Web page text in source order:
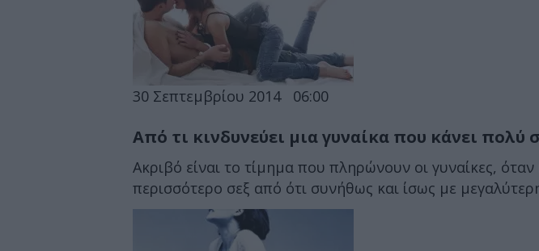
30 Σεπτεμβρίου 2014 06:00
Από τι κινδυνεύει μια γυναίκα που κάνει πολύ
Ακριβό είναι το τίμημα που πληρώνουν οι γυναίκες,
περισσότερο σεξ από ότι συνήθως και ίσως με